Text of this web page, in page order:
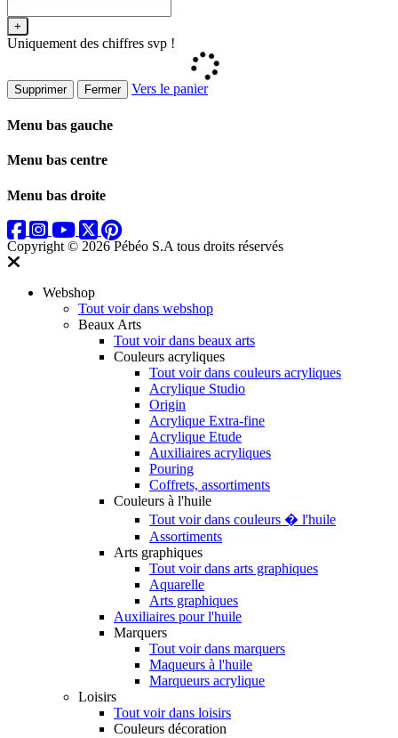
+
Uniquement des chiffres svp !
Supprimer Fermer Vers le panier
Menu bas gauche
Menu bas centre
Menu bas droite
Copyright © 2026 Pébéo S.A tous droits réservés
Webshop
Tout voir dans webshop
Beaux Arts
Tout voir dans beaux arts
Couleurs acryliques
Tout voir dans couleurs acryliques
Acrylique Studio
Origin
Acrylique Extra-fine
Acrylique Etude
Auxiliaires acryliques
Pouring
Coffrets, assortiments
Couleurs à l'huile
Tout voir dans couleurs � l'huile
Assortiments
Arts graphiques
Tout voir dans arts graphiques
Aquarelle
Arts graphiques
Auxiliaires pour l'huile
Marquers
Tout voir dans marquers
Maqueurs à l'huile
Marqueurs acrylique
Loisirs
Tout voir dans loisirs
Couleurs décoration